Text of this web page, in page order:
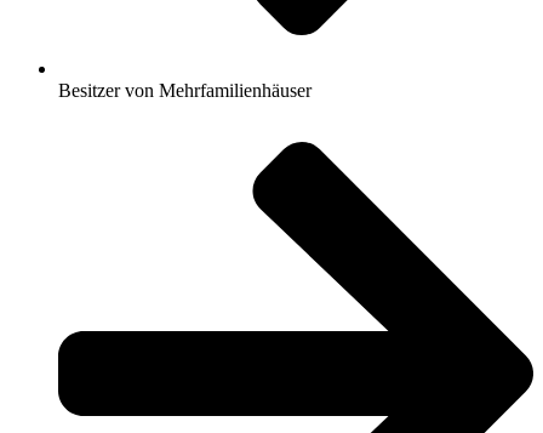
Besitzer von Mehrfamilienhäuser